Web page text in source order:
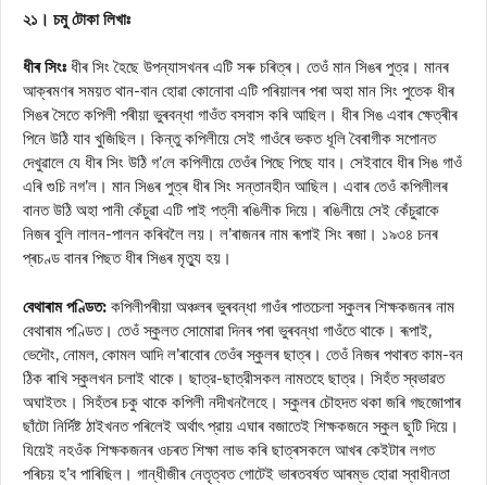
২১। চমু টোকা লিখাঃ
ধীৰ সিংঃ ধীৰ সিং হৈছে উপন্যাসখনৰ এটি সৰু চৰিত্ৰ। তেওঁ মান সিঙৰ পুত্র। মানৰ
আক্ৰমণৰ সময়ত থান-বান হোৱা কোনোবা এটি পৰিয়ালৰ পৰা অহা মান সিং পুতেক ধীৰ
সিঙৰ সৈতে কপিলী পৰীয়া ভুৰবন্ধা গাওঁত বসবাস কৰি আছিল। ধীৰ সিঙ এবাৰ ক্ষেত্ৰীৰ
পিনে উঠি যাব খুজিছিল। কিন্তু কপিলীয়ে সেই গাওঁৰে ভকত ধূলি বৈৰাগীক সপোনত
দেখুৱালে যে ধীৰ সিং উঠি গ’লে কপিলীয়ে তেওঁৰ পিছে পিছে যাব। সেইবাবে ধীৰ সিঙ গাওঁ
এৰি গুচি নগ’ল। মান সিঙৰ পুত্ৰ ধীৰ সিং সন্তানহীন আছিল। এবাৰ তেওঁ কপিলীলৰ
বানত উঠি অহা পানী কেঁচুৱা এটি পাই পত্নী ৰঙিলীক দিয়ে। ৰঙিলীয়ে সেই কেঁচুৱাকে
নিজৰ বুলি লালন-পালন কৰিবলৈ লয়। ল’ৰাজনৰ নাম ৰূপাই সিং ৰজা। ১৯৩৪ চনৰ
প্ৰচণ্ড বানৰ পিছত ধীৰ সিঙৰ মৃত্যু হয়।
বেথাৰাম পণ্ডিত: কপিলীপৰীয়া অঞ্চলৰ ভুৰবন্ধা গাওঁৰ পাতচেলা স্কুলৰ শিক্ষকজনৰ নাম
বেথাৰাম পণ্ডিত। তেওঁ স্কুলত সোমোৱা দিনৰ পৰা ভুৰবন্ধা গাওঁতে থাকে। ৰূপাই,
ভেদৌং, নোমল, কোমল আদি ল’ৰাবোৰ তেওঁৰ স্কুলৰ ছাত্ৰ। তেওঁ নিজৰ পথাৰত কাম-বন
ঠিক ৰাখি স্কুলখন চলাই থাকে। ছাত্র-ছাত্রীসকল নামতহে ছাত্র। সিহঁত স্বভাৱত
অঘাইতং। সিহঁতৰ চকু থাকে কপিলী নদীখনলৈহে। স্কুলৰ চৌহদত থকা জৰি গছজোপাৰ
ছাঁটো নির্দিষ্ট ঠাইখনত পৰিলেই অর্থাৎ প্রায় এঘাৰ বজাতেই শিক্ষকজনে স্কুল ছুটি দিয়ে।
যিয়েই নহওঁক শিক্ষকজনৰ ওচৰত শিক্ষা লাভ কৰি ছাত্ৰসকলে আখৰ কেইটাৰ লগত
পৰিচয় হ’ব পাৰিছিল। গান্ধীজীৰ নেতৃত্বত গোটেই ভাৰতবৰ্ষত আৰম্ভ হোৱা স্বাধীনতা